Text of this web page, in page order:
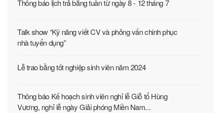
Thông báo lịch trả bằng tuần từ ngày 8 - 12 tháng 7
Talk show “Kỹ năng viết CV và phỏng vấn chinh phục
nhà tuyển dụng”
Lễ trao bằng tốt nghiệp sinh viên năm 2024
Thông báo Kế hoạch sinh viên nghỉ lễ Giỗ tổ Hùng
Vương, nghỉ lễ ngày Giải phóng Miền Nam...